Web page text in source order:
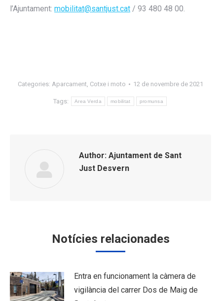
l’Ajuntament: mobilitat@santjust.cat / 93 480 48 00.
Categories: Aparcament, Cotxe i moto 12 de novembre de 2021
Tags: Area Verda mobilitat promunsa
Author: Ajuntament de Sant
Just Desvern
Notícies relacionades
Entra en funcionament la càmera de
vigilància del carrer Dos de Maig de